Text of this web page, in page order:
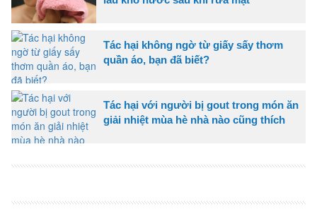
Tác hại không ngờ từ giấy sấy thơm
quần áo, bạn đã biết?
Tác hại với người bị gout trong món ăn
giải nhiệt mùa hè nhà nào cũng thích